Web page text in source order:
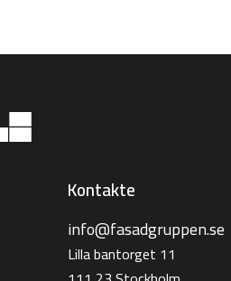
Kontakte
info@fasadgruppen.se
Lilla bantorget 11